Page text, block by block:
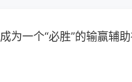
为一个“必胜”的输赢辅